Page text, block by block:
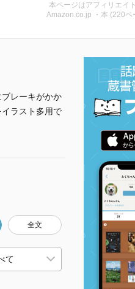
本ページはアフィリエイ
Amazon.co.jp ・本 (220
レーキがかか
ラスト多用で
全文